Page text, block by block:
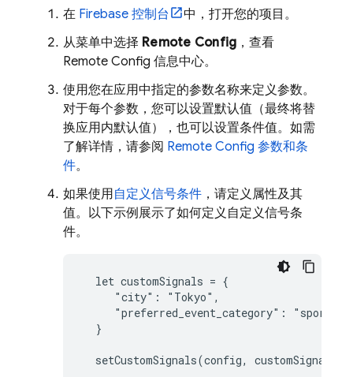
在 Firebase 控制台
中，打开您的项目。
从菜单中选择 Remote Config ，查看
Remote Config 信息中心。
使用您在应用中指定的参数名称来定义参数。
对于每个参数，您可以设置默认值（最终将替
换应用内默认值），也可以设置条件值。如需
了解详情，请参阅 Remote Config 参数和条
件。
如果使用自定义信号条件 ，请定义属性及其
值。以下示例展示了如何定义自定义信号条
件。
  let customSignals = {
     "city": "Tokyo",
     "preferred_event_category": "sports"
  }
  setCustomSignals(config, customSignals);